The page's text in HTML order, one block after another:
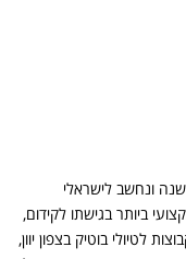
משווק, מדריך וכותב על יוון כבר מעל 20 שנה ונחשב לישראלי
ביותר בגישתו לקידום,
לטיולי בוטיק בצפון יוון,